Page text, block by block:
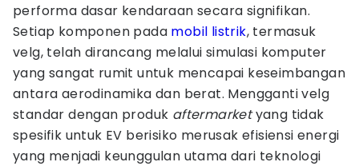
performa dasar kendaraan secara signifikan.
Setiap komponen pada mobil listrik, termasuk
velg, telah dirancang melalui simulasi komputer
yang sangat rumit untuk mencapai keseimbangan
antara aerodinamika dan berat. Mengganti velg
standar dengan produk aftermarketyang tidak
spesifik untuk EV berisiko merusak efisiensi energi
yang menjadi keunggulan utama dari teknologi